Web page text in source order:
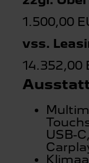
1.500,00
vss.
14.352,00
USB-